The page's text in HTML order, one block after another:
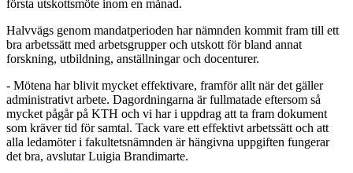
första utskottsmöte inom en månad.
Halvvägs genom mandatperioden har nämnden kommit fram till ett
bra arbetssätt med arbetsgrupper och utskott för bland annat
forskning, utbildning, anställningar och docenturer.
- Mötena har blivit mycket effektivare, framför allt när det gäller
administrativt arbete. Dagordningarna är fullmatade eftersom så
mycket pågår på KTH och vi har i uppdrag att ta fram dokument
som kräver tid för samtal. Tack vare ett effektivt arbetssätt och att
alla ledamöter i fakultetsnämnden är hängivna uppgiften fungerar
det bra, avslutar Luigia Brandimarte.